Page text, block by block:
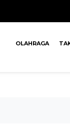
OLAHRAGA